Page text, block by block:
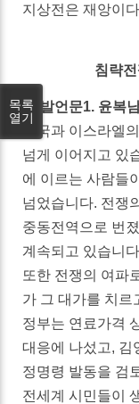
지상전은 재앙이
침략
▣ 발언문1. 윤복
미국과 이스라엘
넘게 이어지고 있
에 이르는 사람들
넘었습니다. 전쟁
중동전역으로 번
계속되고 있습니
또한 전쟁의 여파
가 그 대가를 치르
정부는 연료가격
대응에 나섰고, 김
정명령 발동을 검
전세계 시민들이
목록
열기